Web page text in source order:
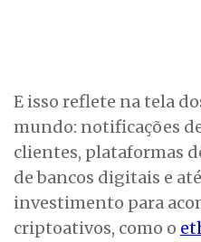
E isso reflete na tela
mundo: notificações
clientes, plataformas
de bancos digitais e
investimento para
criptoativos, como o